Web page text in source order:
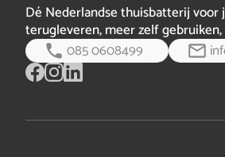
Dé Nederlandse thuisbatterij voor
terugleveren, meer zelf
085 0608499